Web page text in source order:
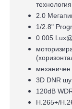
2.0
1/2.8"
0.005
3D DNR
120dB
H.265+/